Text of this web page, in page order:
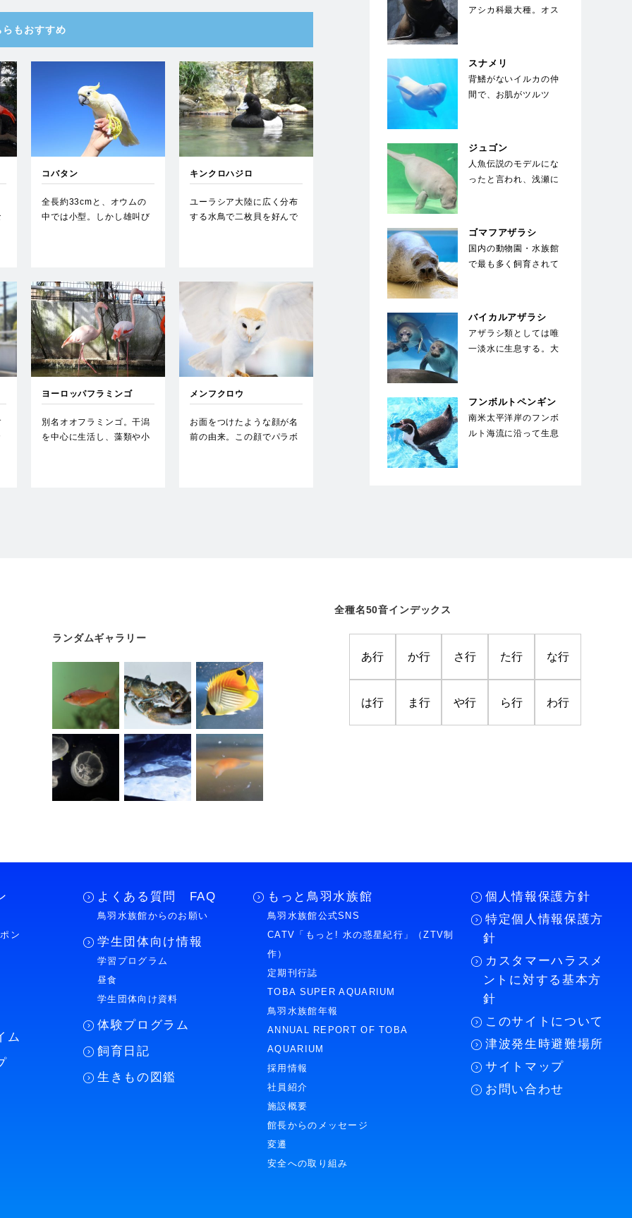
らもおすすめ
コバタン
全長約33cmと、オウムの
中では小型。しかし雄叫び
キンクロハジロ
ユーラシア大陸に広く分布
する水鳥で二枚貝を好んで
ヨーロッパフラミンゴ
別名オオフラミンゴ。干潟
を中心に生活し、藻類や小
メンフクロウ
お面をつけたような顔が名
前の由来。この顔でパラボ
アシカ科最大種。オス
スナメリ
背鰭がないイルカの仲
間で、お肌がツルツ
ジュゴン
人魚伝説のモデルにな
ったと言われ、浅瀬に
育…
ゴマフアザラシ
国内の動物園・水族館
で最も多く飼育されて
バイカルアザラシ
アザラシ類としては唯
一淡水に生息する。大
フンボルトペンギン
南米太平洋岸のフンボ
ルト海流に沿って生息
全種名50音インデックス
あ行 か行 さ行 た行 な行
は行 ま行 や行 ら行 わ行
ランダムギャラリー
ン
ム
よくある質問 FAQ
鳥羽水族館からのお願い
学生団体向け情報
学習プログラム
昼食
学生団体向け資料
体験プログラム
飼育日記
生きもの図鑑
もっと鳥羽水族館
鳥羽水族館公式SNS
CATV「もっと! 水の惑星紀行」（ZTV制
作）
定期刊行誌
TOBA SUPER AQUARIUM
鳥羽水族館年報
ANNUAL REPORT OF TOBA
AQUARIUM
採用情報
社員紹介
施設概要
館長からのメッセージ
変遷
安全への取り組み
個人情報保護方針
特定個人情報保護方
針
カスタマーハラスメ
ントに対する基本方
針
このサイトについて
津波発生時避難場所
サイトマップ
お問い合わせ